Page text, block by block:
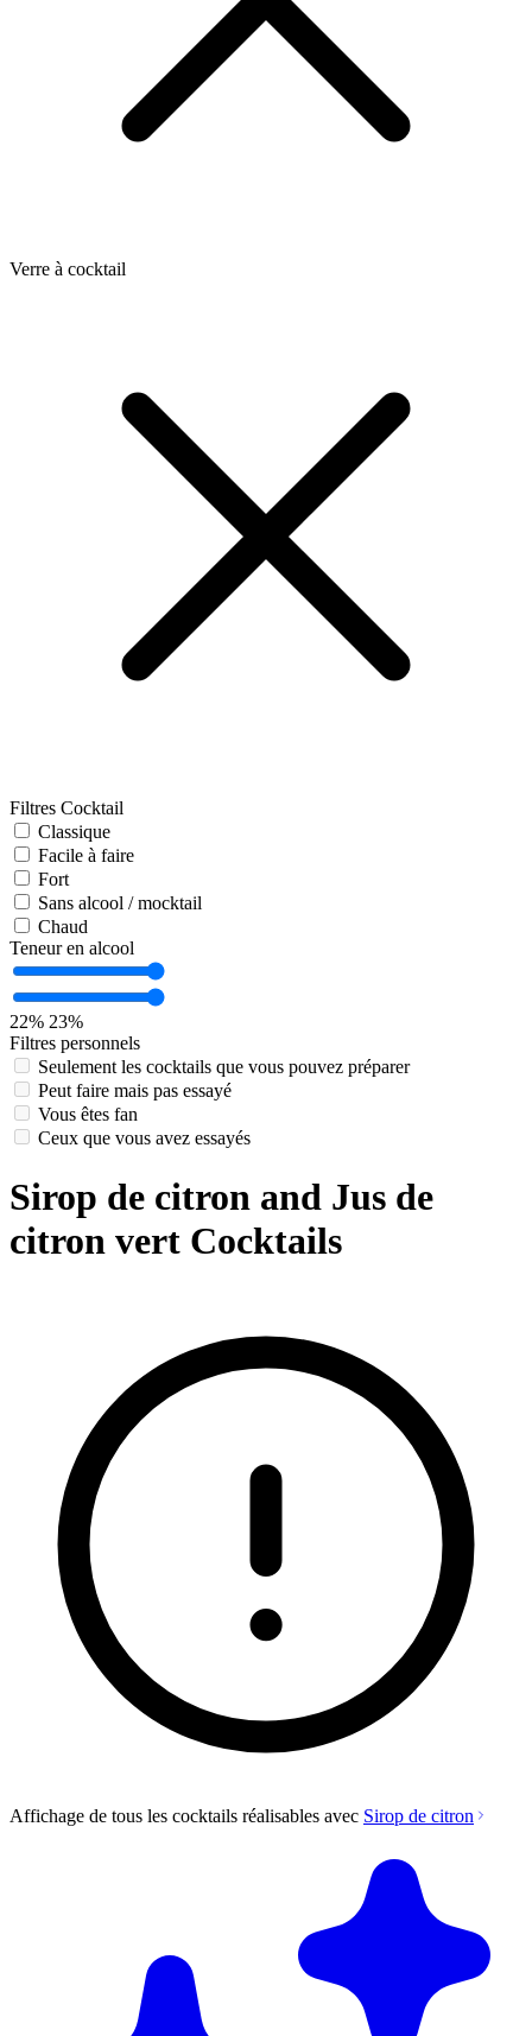
Verre à cocktail
Filtres Cocktail
Classique
Facile à faire
Fort
Sans alcool / mocktail
Chaud
Teneur en alcool
22% 23%
Filtres personnels
Seulement les cocktails que vous pouvez préparer
Peut faire mais pas essayé
Vous êtes fan
Ceux que vous avez essayés
Sirop de citron and Jus de
citron vert Cocktails
Affichage de tous les cocktails réalisables avec Sirop de citron